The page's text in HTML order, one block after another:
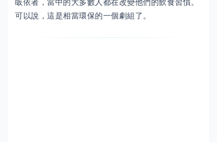
皈依者，當中的大多數人都在改變他們的飲食習慣。
可以說，這是相當環保的一個劇組了。